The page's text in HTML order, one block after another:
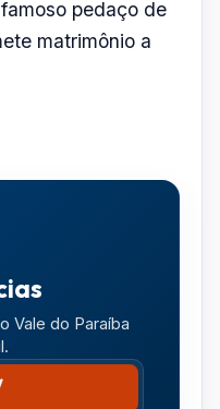
centenas de
de
(SP).
para que muitos
pedaço de
matrimônio a